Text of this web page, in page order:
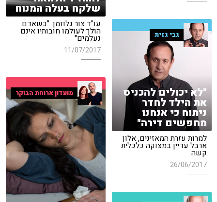
שלקח בעלה המנוח
עו"ד צור גלוזמן: "כשאדם
הולך לעולמו חובותיו אינם
נעלמים"
11/07/2017
גבי גזית
"לא יכולים להכניס
את הילד לחדר
ניתוח כי אנחנו
מחפשים דירה"
למרות עזרת המאזינים, אלון
ארבל עדיין במצוקה כלכלית
קשה
26/06/2017
מועדון ארוחת הבוקר